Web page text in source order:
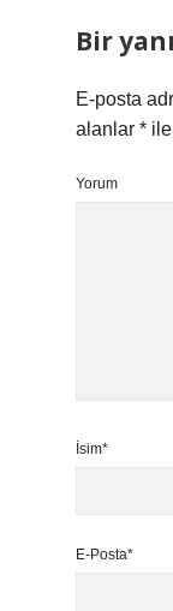
Bir
E-posta
alanlar *
Yorum
İsim*
E-Posta*